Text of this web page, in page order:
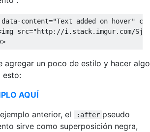
data-content="Text added on hover"
src="http://i.stack.imgur.com/
agregar un poco de estilo y hacer algo
esto:
AQUÍ
anterior, el
:after pseudo
sirve como superposición negra,